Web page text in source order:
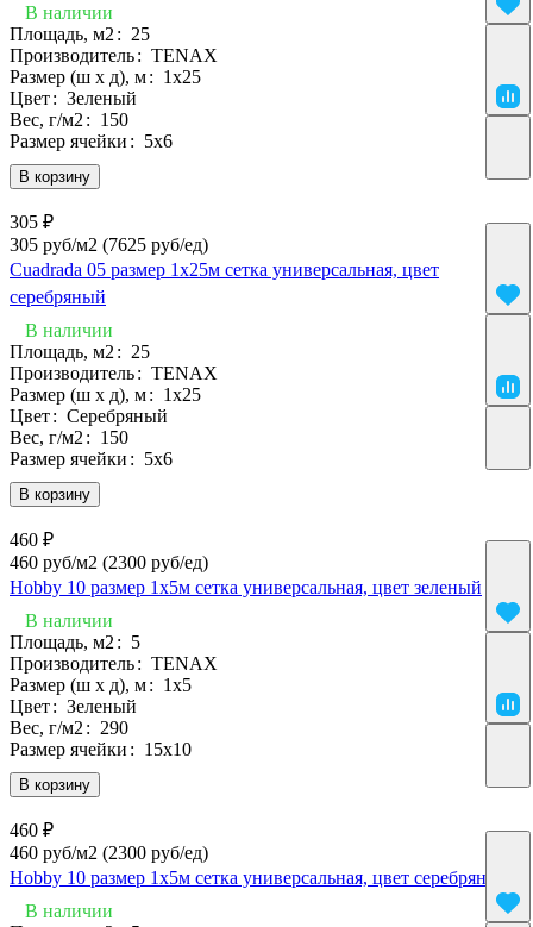
В наличии
В корзину
Площадь, м2: 25
Производитель: TENAX
Размер (ш х д), м: 1х25
Цвет: Зеленый
Вес, г/м2: 150
Размер ячейки : 5х6
305 ₽
305 руб/м2 (7625 руб/eд)
Cuadrada 05 размер 1х25м сетка универсальная, цвет
серебряный
В наличии
В корзину
Площадь, м2: 25
Производитель: TENAX
Размер (ш х д), м: 1х25
Цвет: Серебряный
Вес, г/м2: 150
Размер ячейки : 5х6
460 ₽
460 руб/м2 (2300 руб/eд)
Hobby 10 размер 1х5м сетка универсальная, цвет зеленый
В наличии
В корзину
Площадь, м2: 5
Производитель: TENAX
Размер (ш х д), м: 1х5
Цвет: Зеленый
Вес, г/м2: 290
Размер ячейки : 15х10
460 ₽
460 руб/м2 (2300 руб/eд)
Hobby 10 размер 1х5м сетка универсальная, цвет серебряный
В наличии